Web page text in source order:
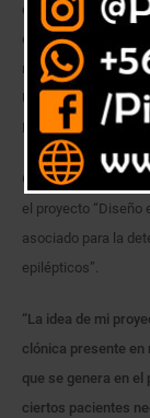
epilepsia, que
económicamente a
motivaciones del
Universidad de
Machuca.
Guiado por la
el proyecto
asociado para la
epilépticos”.
“La idea de mi
clónica presente en
que se genera en
ciertos pacientes